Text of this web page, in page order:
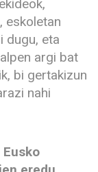
eskoletan
dugu, eta
argi bat
bi gertakizun
nahi